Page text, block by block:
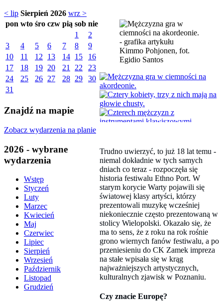
< lip Sierpień 2026 wrz >
pon wto śro czw pią sob nie
1
2
3
4 5 6 7 8
9
10
11 12 13 14 15
16
17
18 19 20 21 22
23
24
25 26 27 28 29
30
31
Znajdź na mapie
Zobacz wydarzenia na planie
2026 - wybrane
wydarzenia
Wstęp
Styczeń
Luty
Marzec
Kwiecień
Maj
Czerwiec
Lipiec
Sierpień
Wrzesień
Październik
Listopad
Grudzień
Kimmo Pohjonen, fot.
Egidio Santos
Trudno uwierzyć, to już 18 lat temu -
niemal dokładnie w tych samych
dniach co teraz - rozpoczęła się
historia festiwalu Ethno Port. W
starym korycie Warty pojawili się
światowej klasy artyści, którzy
prezentowali muzykę wcześniej
niekoniecznie często prezentowaną w
stolicy Wielopolski. Okazało się, że
ma to sens, że z roku na rok rośnie
grono wiernych fanów festiwalu, a po
przeniesieniu do CK Zamek impreza
na stałe wpisała się w krąg
najważniejszych artystycznych,
kulturalnych zjawisk w Poznaniu.
Czy znacie Europę?